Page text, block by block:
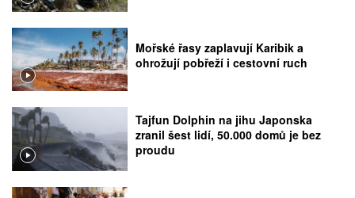
Mořské řasy zaplavují Karibik a
ohrožují pobřeží i cestovní ruch
Tajfun Dolphin na jihu Japonska
zranil šest lidí, 50.000 domů je bez
proudu